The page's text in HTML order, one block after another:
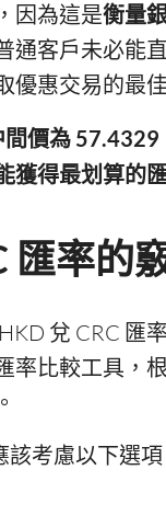
因為這是衡量
通客戶未必能
優惠交易的最
間價為
獲得最划算的
匯率的
兌 CRC 匯
率比較工具，
考慮以下選項